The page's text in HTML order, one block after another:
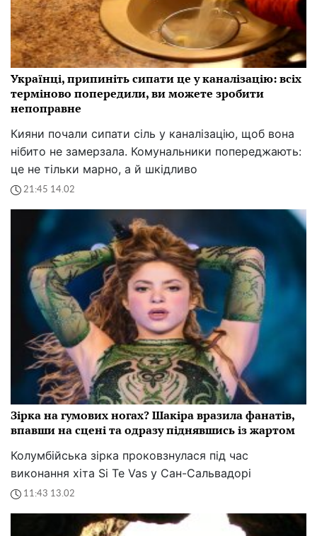
Українці, припиніть сипати це у каналізацію: всіх
терміново попередили, ви можете зробити
непоправне
Кияни почали сипати сіль у каналізацію, щоб вона
нібито не замерзала. Комунальники попереджають:
це не тільки марно, а й шкідливо
21:45 14.02
Зірка на гумових ногах? Шакіра вразила фанатів,
впавши на сцені та одразу піднявшись із жартом
Колумбійська зірка проковзнулася під час
виконання хіта Si Te Vas у Сан-Сальвадорі
11:43 13.02